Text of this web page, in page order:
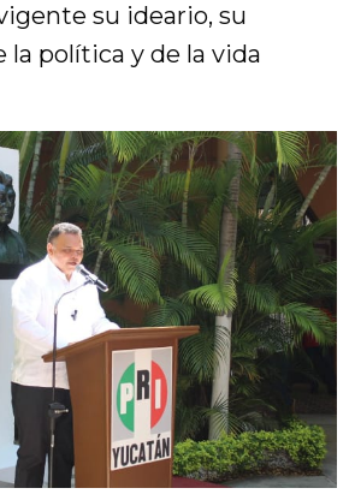
su ideario, su
la política y de la vida